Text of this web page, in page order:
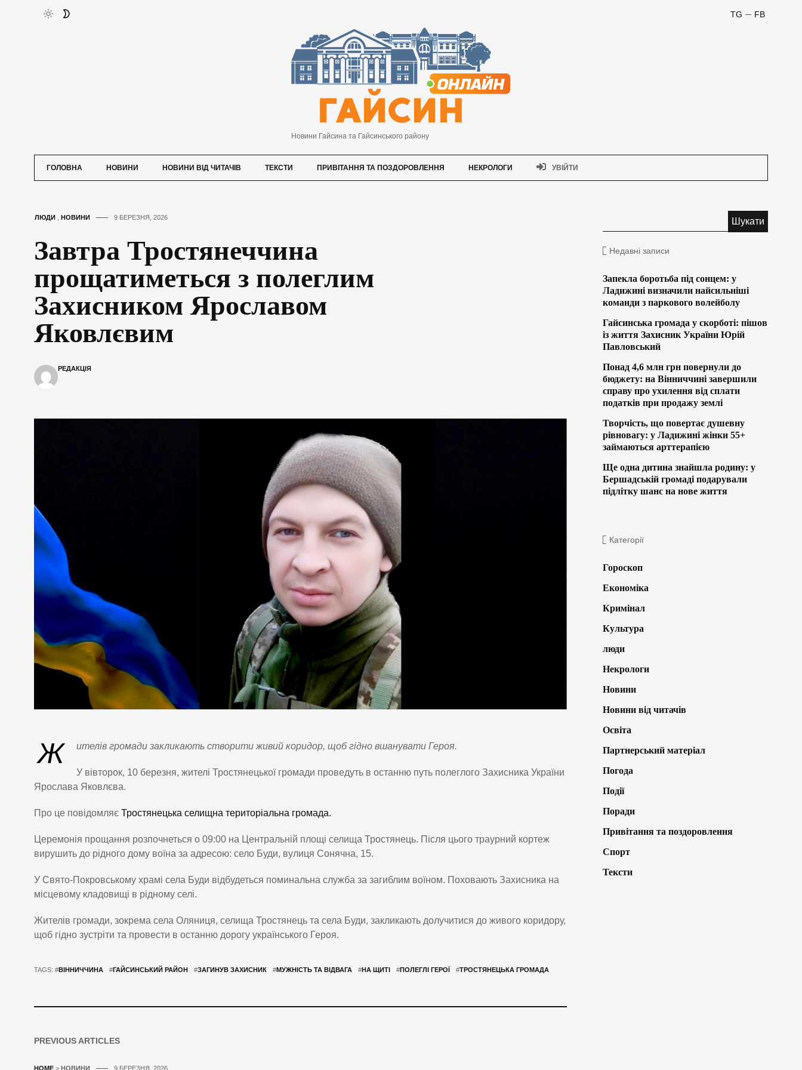
FB
TG
Новини Гайсина та Гайсинського району
ГОЛОВНА НОВИНИ НОВИНИ ВІД ЧИТАЧІВ ТЕКСТИ ПРИВІТАННЯ ТА ПОЗДОРОВЛЕННЯ НЕКРОЛОГИ УВІЙТИ
ЛЮДИ НОВИНИ 9 БЕРЕЗНЯ, 2026
Завтра Тростянеччина
прощатиметься з полеглим
Захисником Ярославом
Яковлєвим
РЕДАКЦІЯ
Ж ителів громади закликають створити живий коридор, щоб гідно вшанувати Героя.
У вівторок, 10 березня, жителі Тростянецької громади проведуть в останню путь полеглого Захисника України
Ярослава Яковлєва.
Про це повідомляє Тростянецька селищна територіальна громада.
Церемонія прощання розпочнеться о 09:00 на Центральній площі селища Тростянець. Після цього траурний кортеж
вирушить до рідного дому воїна за адресою: село Буди, вулиця Сонячна, 15.
У Свято-Покровському храмі села Буди відбудеться поминальна служба за загиблим воїном. Поховають Захисника на
місцевому кладовищі в рідному селі.
Жителів громади, зокрема села Оляниця, селища Тростянець та села Буди, закликають долучитися до живого коридору,
щоб гідно зустріти та провести в останню дорогу українського Героя.
TAGS: #ВІННИЧЧИНА #ГАЙСИНСЬКИЙ РАЙОН #ЗАГИНУВ ЗАХИСНИК #МУЖНІСТЬ ТА ВІДВАГА #НА ЩИТІ #ПОЛЕГЛІ ГЕРОЇ #ТРОСТЯНЕЦЬКА ГРОМАДА
PREVIOUS ARTICLES
HOME > НОВИНИ 9 БЕРЕЗНЯ, 2026
Недавні записи
Запекла боротьба під сонцем: у
Ладижині визначили найсильніші
команди з паркового волейболу
Гайсинська громада у скорботі: пішов
із життя Захисник України Юрій
Павловський
Понад 4,6 млн грн повернули до
бюджету: на Вінниччині завершили
справу про ухилення від сплати
податків при продажу землі
Творчість, що повертає душевну
рівновагу: у Ладижині жінки 55+
займаються арттерапією
Ще одна дитина знайшла родину: у
Бершадській громаді подарували
підлітку шанс на нове життя
Категорії
Гороскоп
Економіка
Кримінал
Культура
люди
Некрологи
Новини
Новини від читачів
Освіта
Партнерський матеріал
Погода
Події
Поради
Привітання та поздоровлення
Спорт
Тексти